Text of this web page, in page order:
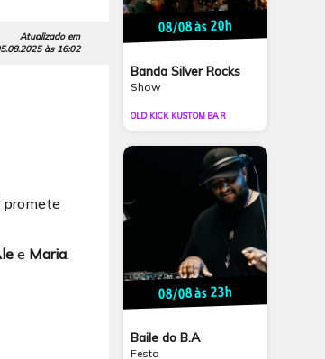
Atualizado em
às 16:02
promete
e Maria.
08/08 às 20h
Banda Silver Rocks
Show
OLD KICK KUSTOM BAR
08/08 às 23h
Baile do B.A
Festa